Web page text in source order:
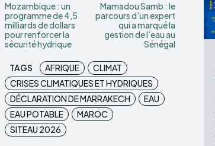
Mozambique : un
programme de 4,5
milliards de dollars
pour renforcer la
sécurité hydrique
Mamadou Samb : le
parcours d’un expert
qui a marqué la
gestion de l’eau au
Sénégal
TAGS AFRIQUE
CLIMAT
CRISES CLIMATIQUES ET HYDRIQUES
DÉCLARATION DE MARRAKECH
EAU
EAU POTABLE
MAROC
SITEAU 2026